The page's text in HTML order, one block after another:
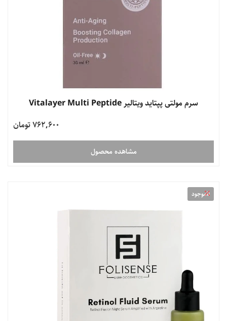
سرم مولتی پپتاید ویتالیر Vitalayer Multi Peptide
762,600 تومان
مشاهده محصول
ناموجود